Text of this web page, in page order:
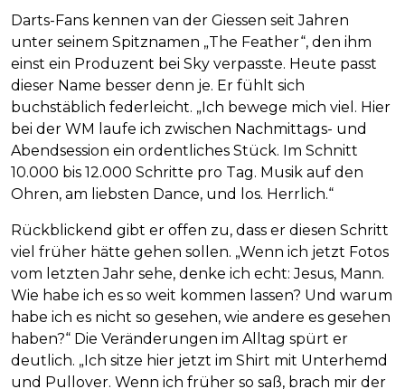
Darts-Fans kennen van der Giessen seit Jahren
unter seinem Spitznamen „The Feather“, den ihm
einst ein Produzent bei Sky verpasste. Heute passt
dieser Name besser denn je. Er fühlt sich
buchstäblich federleicht. „Ich bewege mich viel. Hier
bei der WM laufe ich zwischen Nachmittags- und
Abendsession ein ordentliches Stück. Im Schnitt
10.000 bis 12.000 Schritte pro Tag. Musik auf den
Ohren, am liebsten Dance, und los. Herrlich.“
Rückblickend gibt er offen zu, dass er diesen Schritt
viel früher hätte gehen sollen. „Wenn ich jetzt Fotos
vom letzten Jahr sehe, denke ich echt: Jesus, Mann.
Wie habe ich es so weit kommen lassen? Und warum
habe ich es nicht so gesehen, wie andere es gesehen
haben?“ Die Veränderungen im Alltag spürt er
deutlich. „Ich sitze hier jetzt im Shirt mit Unterhemd
und Pullover. Wenn ich früher so saß, brach mir der